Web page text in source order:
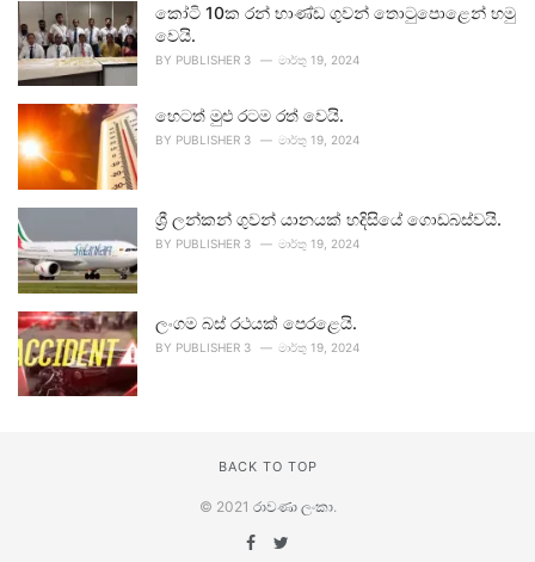
කෝටි 10ක රන් භාණ්ඩ ගුවන් තොටුපොළෙන් හමු
වෙයි.
BY PUBLISHER 3 මාර්තු 19, 2024
හෙටත් මුළු රටම රත් වෙයි.
BY PUBLISHER 3 මාර්තු 19, 2024
ශ්‍රී ලන්කන් ගුවන් යානයක් හදිසියේ ගොඩබස්වයි.
BY PUBLISHER 3 මාර්තු 19, 2024
ලංගම බස් රථයක් පෙරළෙයි.
BY PUBLISHER 3 මාර්තු 19, 2024
BACK TO TOP
© 2021 රාවණා ලංකා.